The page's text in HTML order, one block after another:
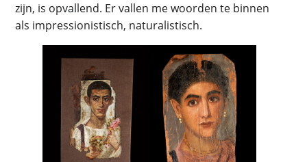
zijn, is opvallend. Er vallen me woorden te binnen
als impressionistisch, naturalistisch.